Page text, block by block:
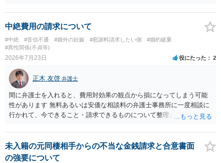
るパターンはありえるものの、本件のような精神的損害が発生したと
明確にいえないような案件において開示がなされる可能性も低いので
中絶費用の請求について
#中絶 #音信不通 #婚外の妊娠 #慰謝料請求したい側
#婚約破棄
#異性関係(不貞等)
2026年7月23日 役にたった 2
正木 友啓 弁護士
間に弁護士を入れると、費用対効果の観点から損になってしまう可能
性があります 無料あるいは安価な相談料の弁護士事務所に一度相談に
行かれて、今できること・請求できるものについて整理されるのがよ
未入籍の元同棲相手からの不当な金銭請求と合意書面
の強要について